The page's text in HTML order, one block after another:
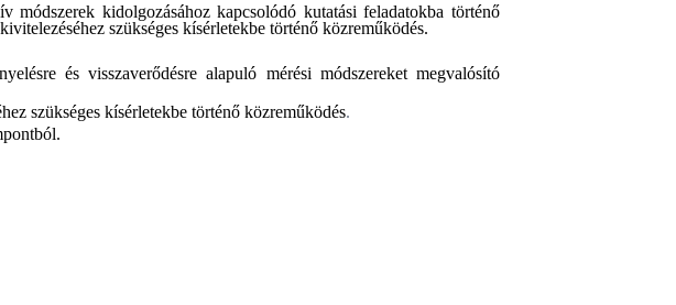
módszerek kidolgozásához kapcsolódó kutatási feladatokba történő
kivitelezéséhez szükséges kísérletekbe történő közreműködés.
és visszaverődésre alapuló mérési módszereket megvalósító
szükséges kísérletekbe történő közreműködés.